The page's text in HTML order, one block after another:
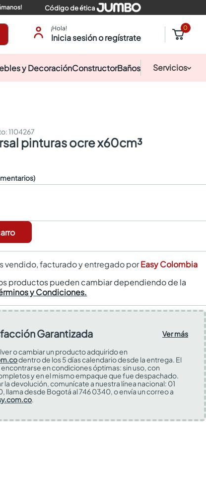
Código de ética
¡Hola!
Inicia sesión o regístrate
0
y DecoraciónConstructorBaños Servicios
:1104267
pinturas ocre x60cm³
vendido, facturado y entregado porEasy Colombia
productos pueden cambiar dependiendo de la
y Condiciones.
Garantizada
Ver más
o cambiar un producto adquirido en
dentro de los 5 días calendario desde la entrega. El
en condiciones óptimas: sin uso, con
y en el mismo empaque que fue despachado.
la devolución, comunícate a nuestra línea nacional: 01
llama desde Bogotá al 746 0340, o envía un correo a
.